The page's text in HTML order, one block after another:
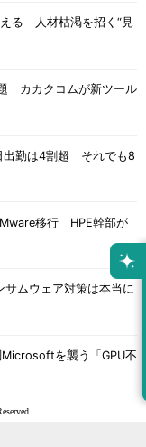
る 人材枯渇を招く“見
カカクコムが新ツール
出勤は4割超 それでも8
移行 HPE幹部が
サムウェア対策は本当に
を襲う「GPU不